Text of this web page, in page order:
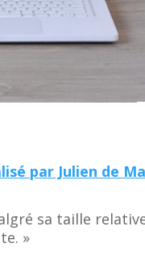
par Julien de
sa taille
»